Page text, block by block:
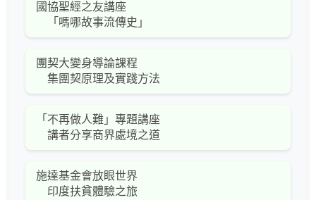
國協聖經之友講座
「嗎哪故事流傳史」
團契大變身導論課程
集團契原理及實踐方法
「不再做人難」專題講座
講者分享商界處境之道
施達基金會放眼世界
印度扶貧體驗之旅